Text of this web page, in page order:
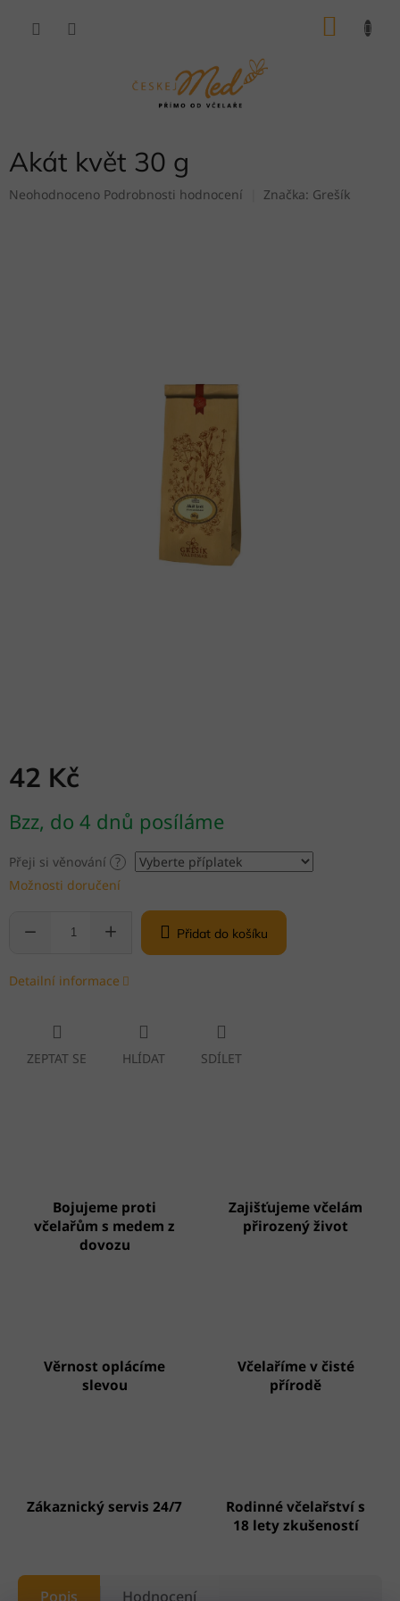
Akát květ 30 g
Průměrné
Neohodnoceno Podrobnosti hodnocení Značka: Grešík
42 Kč
cena:
Bzz, do 4 dnů posíláme
Přeji si věnování ?
Možnosti doručení
Přidat do košíku
Detailní informace
ZEPTAT SE HLÍDAT SDÍLET
Bojujeme proti
včelařům s medem z
dovozu
Zajišťujeme včelám
přirozený život
Věrnost oplácíme
slevou
Včelaříme v čisté
přírodě
Zákaznický servis 24/7
Rodinné včelařství s
18 lety zkušeností
Popis Hodnocení